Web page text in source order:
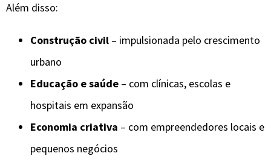
Além disso:
Construção civil – impulsionada pelo crescimento
urbano
Educação e saúde – com clínicas, escolas e
hospitais em expansão
Economia criativa – com empreendedores locais e
pequenos negócios